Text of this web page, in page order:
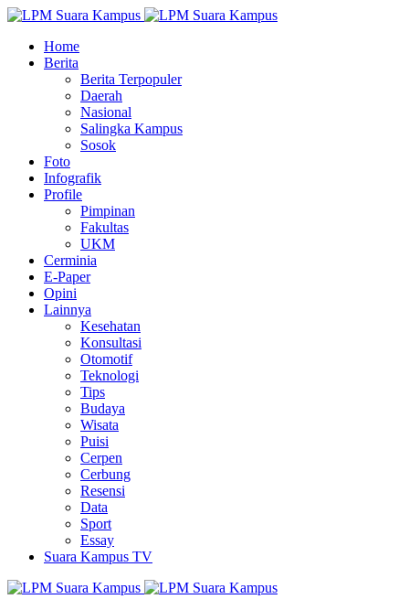
Home
Berita
Berita Terpopuler
Daerah
Nasional
Salingka Kampus
Sosok
Foto
Infografik
Profile
Pimpinan
Fakultas
UKM
Cerminia
E-Paper
Opini
Lainnya
Kesehatan
Konsultasi
Otomotif
Teknologi
Tips
Budaya
Wisata
Puisi
Cerpen
Cerbung
Resensi
Data
Sport
Essay
Suara Kampus TV